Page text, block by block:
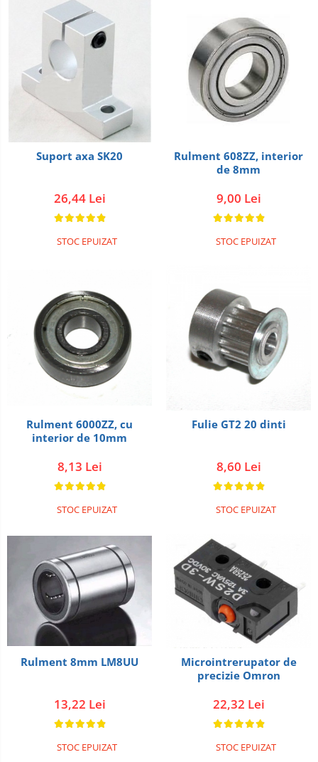
Suport axa SK20
26,44 Lei
STOC EPUIZAT
Rulment 608ZZ, interior
de 8mm
9,00 Lei
STOC EPUIZAT
Rulment 6000ZZ, cu
interior de 10mm
8,13 Lei
STOC EPUIZAT
Fulie GT2 20 dinti
8,60 Lei
STOC EPUIZAT
Rulment 8mm LM8UU
13,22 Lei
STOC EPUIZAT
Microintrerupator de
precizie Omron
22,32 Lei
STOC EPUIZAT